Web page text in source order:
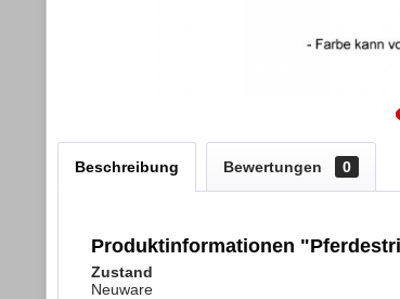
Beschreibung Bewertungen 0
Produktinformationen
Zustand
Neuware